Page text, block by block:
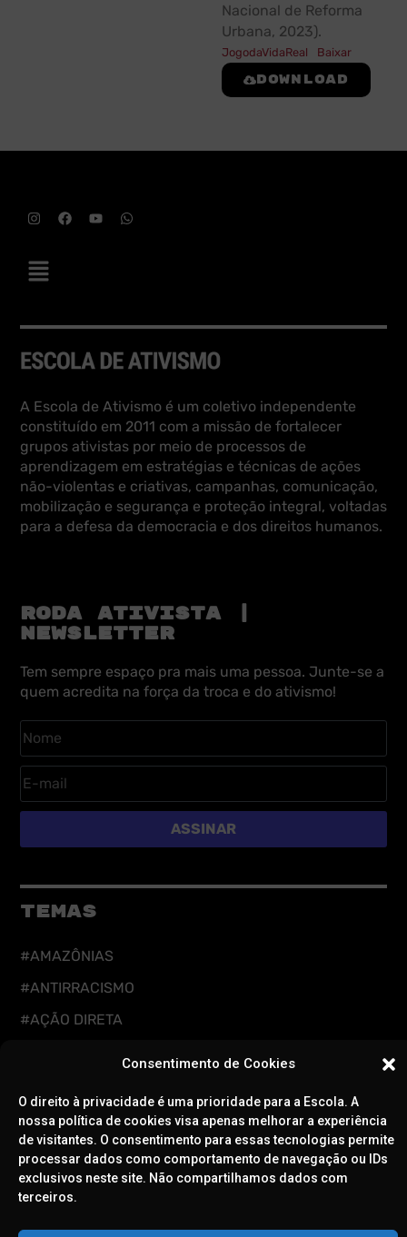
Consentimento de Cookies
O direito à privacidade é uma prioridade para a Escola. A
nossa política de cookies visa apenas melhorar a experiência
de visitantes. O consentimento para essas tecnologias permite
processar dados como comportamento de navegação ou IDs
exclusivos neste site. Não compartilhamos dados com
terceiros.
Nacional de Reforma
Urbana, 2023).
JogodaVidaReal Baixar
Download
A Escola de Ativismo é um coletivo independente
constituído em 2011 com a missão de fortalecer
grupos ativistas por meio de processos de
aprendizagem em estratégias e técnicas de ações
não-violentas e criativas, campanhas, comunicação,
mobilização e segurança e proteção integral, voltadas
para a defesa da democracia e dos direitos humanos.
RODA ATIVISTA |
NEWSLETTER
Tem sempre espaço pra mais uma pessoa. Junte-se a
quem acredita na força da troca e do ativismo!
ASSINAR
TEMAS
#AMAZÔNIAS
#ANTIRRACISMO
#AÇÃO DIRETA
#DEFESA DA DEMOCRACIA
#EDUCAÇÃO
#FEMINISMOS